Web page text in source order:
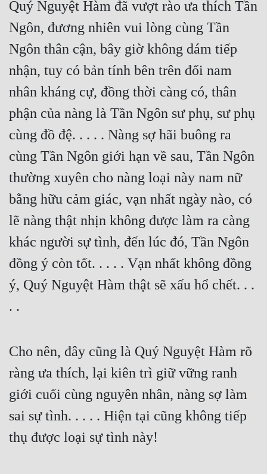
Quý Nguyệt Hàm đã vượt rào ưa thích Tần
Ngôn, đương nhiên vui lòng cùng Tần
Ngôn thân cận, bây giờ không dám tiếp
nhận, tuy có bản tính bên trên đối nam
nhân kháng cự, đồng thời càng có, thân
phận của nàng là Tần Ngôn sư phụ, sư phụ
cùng đồ đệ. . . . . Nàng sợ hãi buông ra
cùng Tần Ngôn giới hạn về sau, Tần Ngôn
thường xuyên cho nàng loại này nam nữ
bằng hữu cảm giác, vạn nhất ngày nào, có
lẽ nàng thật nhịn không được làm ra càng
khác người sự tình, đến lúc đó, Tần Ngôn
đồng ý còn tốt. . . . . Vạn nhất không đồng
ý, Quý Nguyệt Hàm thật sẽ xấu hổ chết. . .
. .
Cho nên, đây cũng là Quý Nguyệt Hàm rõ
ràng ưa thích, lại kiên trì giữ vững ranh
giới cuối cùng nguyên nhân, nàng sợ làm
sai sự tình. . . . . Hiện tại cũng không tiếp
thụ được loại sự tình này!